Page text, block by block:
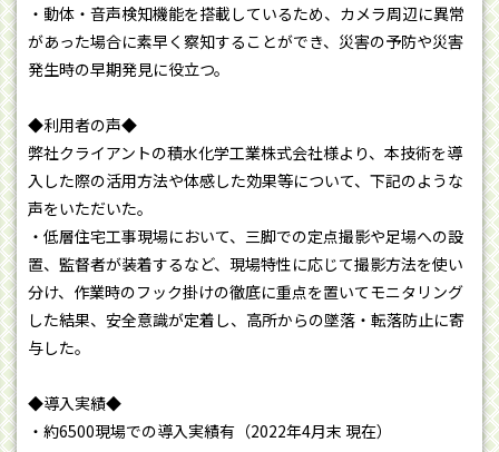
・動体・音声検知機能を搭載しているため、カメラ周辺に異常
があった場合に素早く察知することができ、災害の予防や災害
発生時の早期発見に役立つ。
◆利用者の声◆
弊社クライアントの積水化学工業株式会社様より、本技術を導
入した際の活用方法や体感した効果等について、下記のような
声をいただいた。
・低層住宅工事現場において、三脚での定点撮影や足場への設
置、監督者が装着するなど、現場特性に応じて撮影方法を使い
分け、作業時のフック掛けの徹底に重点を置いてモニタリング
した結果、安全意識が定着し、高所からの墜落・転落防止に寄
与した。
◆導入実績◆
・約6500現場での導入実績有（2022年4月末 現在）